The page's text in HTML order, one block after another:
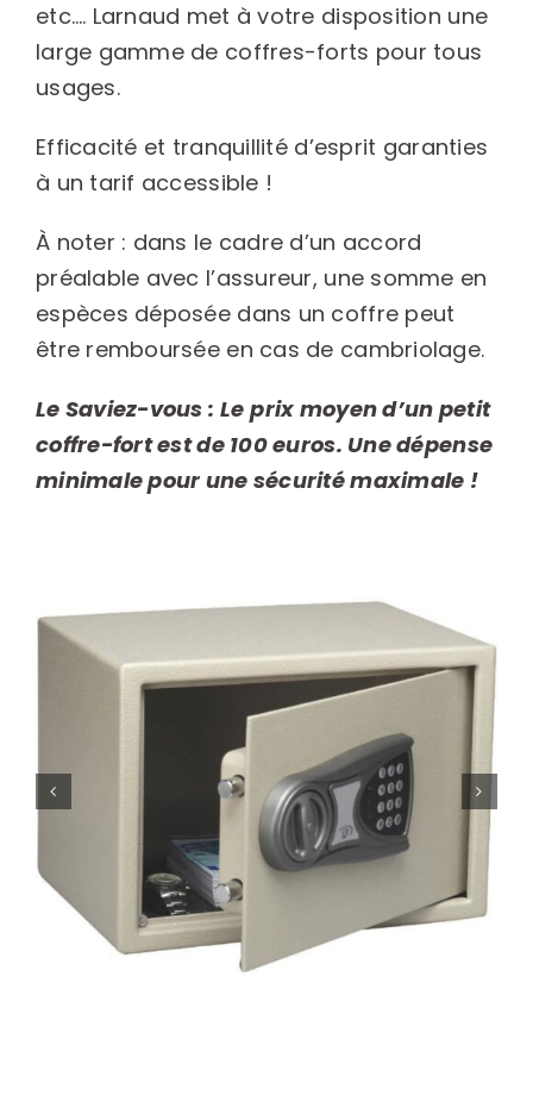
etc…. Larnaud met à votre disposition une
large gamme de coffres-forts pour tous
usages.
Efficacité et tranquillité d’esprit garanties
à un tarif accessible !
À noter : dans le cadre d’un accord
préalable avec l’assureur, une somme en
espèces déposée dans un coffre peut
être remboursée en cas de cambriolage.
Le Saviez-vous : Le prix moyen d’un petit
coffre-fort est de 100 euros. Une dépense
minimale pour une sécurité maximale !